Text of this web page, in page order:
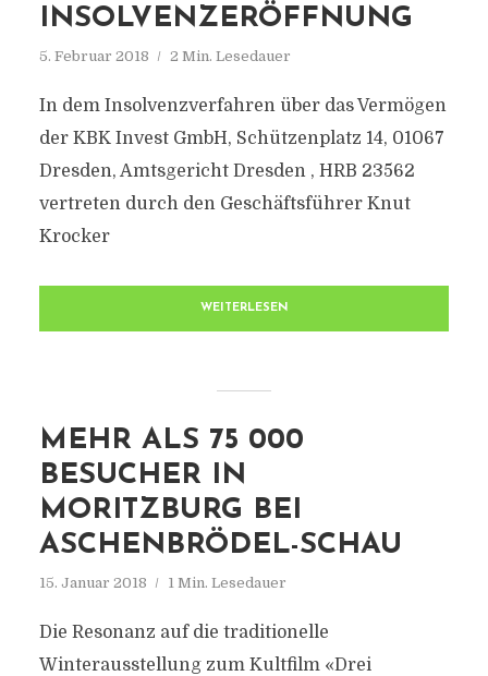
INSOLVENZERÖFFNUNG
5. Februar 2018 2 Min. Lesedauer
In dem Insolvenzverfahren über das Vermögen
der KBK Invest GmbH, Schützenplatz 14, 01067
Dresden, Amtsgericht Dresden , HRB 23562
vertreten durch den Geschäftsführer Knut
Krocker
WEITERLESEN
MEHR ALS 75 000
BESUCHER IN
MORITZBURG BEI
ASCHENBRÖDEL-SCHAU
15. Januar 2018 1 Min. Lesedauer
Die Resonanz auf die traditionelle
Winterausstellung zum Kultfilm «Drei